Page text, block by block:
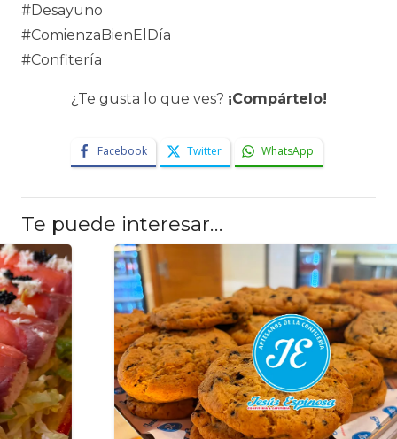
#Desayuno
#ComienzaBienElDía
#Confitería
¿Te gusta lo que ves? ¡Compártelo!
Facebook Twitter WhatsApp
Te puede interesar…